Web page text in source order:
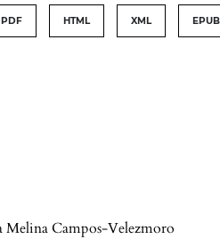
PDF HTML XML EPUB
Melina Campos-Velezmoro